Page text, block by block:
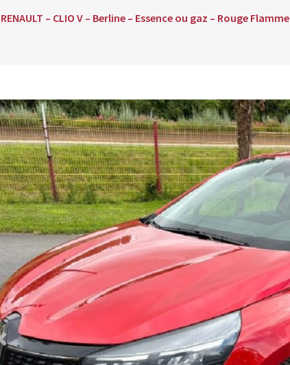
RENAULT – CLIO V – Berline – Essence ou gaz – Rouge Flamme
Previous